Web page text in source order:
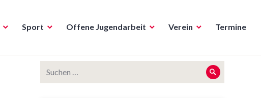
Sport Offene Jugendarbeit Verein Termine
nach:
Suche